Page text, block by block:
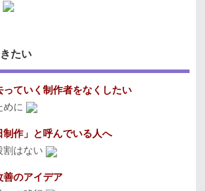
たい
ていく制作者をなくしたい
めに
制作」と呼んでいる人へ
割はない
善のアイデア